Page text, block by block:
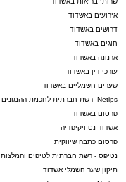
אירועים באשדוד
דרושים באשדוד
חוגים באשדוד
ארנונה באשדוד
עורכי דין באשדוד
שערים חשמליים באשדוד
Netips -רשת חברתית לחכמת ההמונים
פרסום באשדוד
אשדוד נט ויקיפדיה
פרסום כתבה שיווקית
נטיפס - רשת חברתית לטיפים והמלצות
תיקון שער חשמלי אשדוד